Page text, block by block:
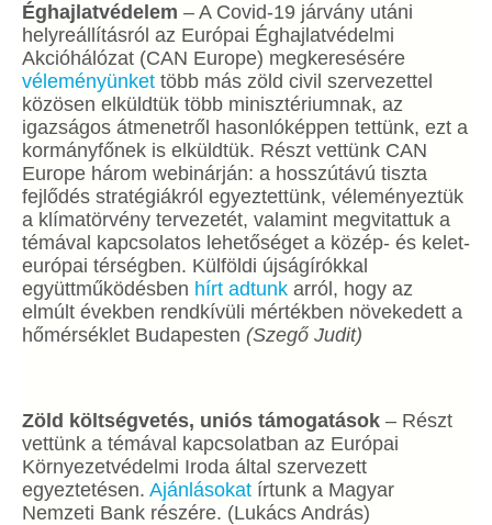
Éghajlatvédelem – A Covid-19 járvány utáni
helyreállításról az Európai Éghajlatvédelmi
Akcióhálózat (CAN Europe) megkeresésére
véleményünket több más zöld civil szervezettel
közösen elküldtük több minisztériumnak, az
igazságos átmenetről hasonlóképpen tettünk, ezt a
kormányfőnek is elküldtük. Részt vettünk CAN
Europe három webinárján: a hosszútávú tiszta
fejlődés stratégiákról egyeztettünk, véleményeztük
a klímatörvény tervezetét, valamint megvitattuk a
témával kapcsolatos lehetőséget a közép- és kelet-
európai térségben. Külföldi újságírókkal
együttműködésben hírt adtunk arról, hogy az
elmúlt években rendkívüli mértékben növekedett a
hőmérséklet Budapesten (Szegő Judit)
Zöld költségvetés, uniós támogatások – Részt
vettünk a témával kapcsolatban az Európai
Környezetvédelmi Iroda által szervezett
egyeztetésen. Ajánlásokat írtunk a Magyar
Nemzeti Bank részére. (Lukács András)